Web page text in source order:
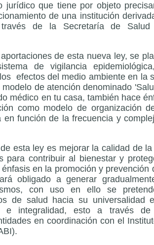
jurídico que tiene por objeto
de una institución
de la Secretaría de Salud
de esta nueva ley, se
de vigilancia
efectos del medio ambiente en la
de atención denominado
médico en tu casa, también hace
como modelo de organización
función de la frecuencia y
esta ley es mejorar la calidad de
para contribuir al bienestar y
en la promoción y prevención
obligado a generar
con uso en ello se
de salud hacia su universalidad
e integralidad, esto a través de
en coordinación con el